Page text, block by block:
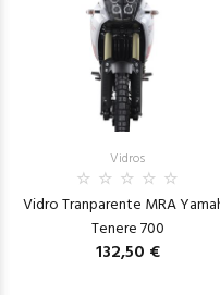
Vidros
Vidro Tranparente MRA
Tenere 700
132,50 €